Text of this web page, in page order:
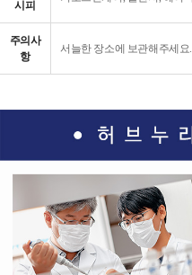
시피
주의사
항
서늘한 장소에 보관해주세요.